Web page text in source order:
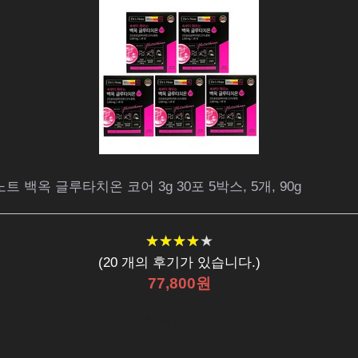
트 백옥 글루타치온 코어 3g 30포 5박스, 5개, 90g
★★★★★
★★★★★
(20개의 후기가 있습니다.)
77,800원